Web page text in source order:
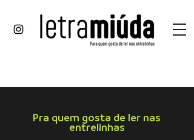
Pra quem gosta de ler nas
entrelinhas